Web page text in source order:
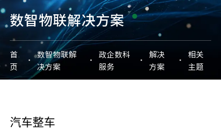
数智物联解决方案
首
页
数智物联解
决方案
政企数科
服务
解决
方案
相关
主题
汽车整车